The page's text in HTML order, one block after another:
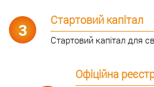
3
Стартовий капітал
Стартовий капітал для
Офіційна